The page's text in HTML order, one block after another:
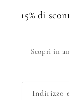
15% di
Scopri in
Indirizzo